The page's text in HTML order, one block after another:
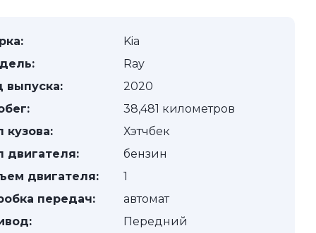
Kia
Ray
выпуска:
2020
38,481 километров
кузова:
Хэтчбек
двигателя:
бензин
двигателя:
1
передач:
автомат
Передний